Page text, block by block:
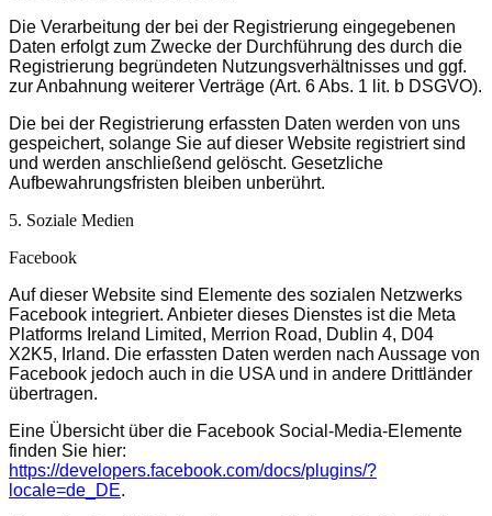
Die Verarbeitung der bei der Registrierung eingegebenen
Daten erfolgt zum Zwecke der Durchführung des durch die
Registrierung begründeten Nutzungsverhältnisses und ggf.
zur Anbahnung weiterer Verträge (Art. 6 Abs. 1 lit. b DSGVO).
Die bei der Registrierung erfassten Daten werden von uns
gespeichert, solange Sie auf dieser Website registriert sind
und werden anschließend gelöscht. Gesetzliche
Aufbewahrungsfristen bleiben unberührt.
5. Soziale Medien
Facebook
Auf dieser Website sind Elemente des sozialen Netzwerks
Facebook integriert. Anbieter dieses Dienstes ist die Meta
Platforms Ireland Limited, Merrion Road, Dublin 4, D04
X2K5, Irland. Die erfassten Daten werden nach Aussage von
Facebook jedoch auch in die USA und in andere Drittländer
übertragen.
Eine Übersicht über die Facebook Social-Media-Elemente
finden Sie hier:
https://developers.facebook.com/docs/plugins/?
locale=de_DE.